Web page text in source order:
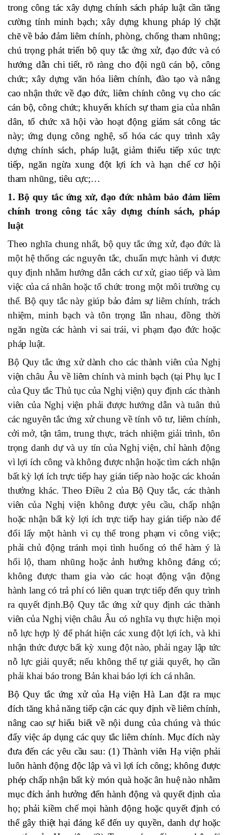
trong công tác xây dựng chính sách pháp luật cần tăng
cường tính minh bạch; xây dựng khung pháp lý chặt
chẽ về bảo đảm liêm chính, phòng, chống tham nhũng;
chú trọng phát triển bộ quy tắc ứng xử, đạo đức và có
hướng dẫn chi tiết, rõ ràng cho đội ngũcán bộ, công
chức; xây dựng văn hóa liêm chính, đào tạo và nâng
cao nhận thức về đạo đức, liêm chính công vụ cho các
cán bộ, công chức; khuyến khích sự tham gia của nhân
dân, tổ chức xã hội vào hoạt động giám sát công tác
này; ứng dụng công nghệ, số hóa các quy trình xây
dựng chính sách, pháp luật, giảm thiểu tiếp xúc trực
tiếp, ngăn ngừa xung đột lợi ích và hạn chế cơ hội
tham nhũng, tiêu cực;…
1. Bộ quy tắc ứng xử, đạo đức nhằm bảo đảm liêm
chính trong công tác xây dựng chính sách, pháp
luật
Theo nghĩa chung nhất, bộ quy tắc ứng xử, đạo đức là
một hệ thống các nguyên tắc, chuẩn mực hành vi được
quy định nhằm hướng dẫn cách cư xử, giao tiếp và làm
việc của cá nhân hoặc tổ chức trong một môi trường cụ
thể. Bộ quy tắc này giúp bảo đảm sự liêm chính, trách
nhiệm, minh bạch và tôn trọng lẫn nhau, đồng thời
ngăn ngừa các hành vi sai trái, vi phạm đạo đức hoặc
pháp luật.
Bộ Quy tắc ứng xử dành cho các thành viên của Nghị
viện châu Âu về liêm chính và minh bạch (tại Phụ lục I
của Quy tắc Thủ tục của Nghị viện) quy định các thành
viên của Nghị viện phải được hướng dẫn và tuân thủ
các nguyên tắc ứng xử chung về tính vô tư, liêm chính,
cởi mở, tận tâm, trung thực, trách nhiệm giải trình, tôn
trọng danh dự và uy tín của Nghị viện, chỉ hành động
vì lợi ích công và không được nhận hoặc tìm cách nhận
bất kỳ lợi ích trực tiếp hay gián tiếp nào hoặc các khoản
thưởng khác. Theo Điều 2 của Bộ Quy tắc, các thành
viên của Nghị viện không được yêu cầu, chấp nhận
hoặc nhận bất kỳ lợi ích trực tiếp hay gián tiếp nào để
đổi lấy một hành vi cụ thể trong phạm vi công việc;
phải chủ động tránh mọi tình huống có thể hàm ý là
hối lộ, tham nhũng hoặc ảnh hưởng không đáng có;
không được tham gia vào các hoạt động vận động
hành lang có trả phí có liên quan trực tiếp đến quy trình
ra quyết định.Bộ Quy tắc ứng xử quy định các thành
viên của Nghị viện châu Âu có nghĩa vụ thực hiện mọi
nỗ lực hợp lý để phát hiện các xung đột lợi ích, và khi
nhận thức được bất kỳ xung đột nào, phải ngay lập tức
nỗ lực giải quyết; nếu không thể tự giải quyết, họ cần
phải khai báo trong Bản khai báo lợi ích cá nhân.
Bộ Quy tắc ứng xử của Hạ viện Hà Lan đặt ra mục
đích tăng khả năng tiếp cận các quy định về liêm chính,
nâng cao sự hiểu biết về nội dung của chúng và thúc
đẩy việc áp dụng các quy tắc liêm chính. Mục đích này
đưa đến các yêu cầu sau: (1) Thành viên Hạ viện phải
luôn hành động độc lập và vì lợi ích công; không được
phép chấp nhận bất kỳ món quà hoặc ân huệ nào nhằm
mục đích ảnh hưởng đến hành động và quyết định của
họ; phải kiềm chế mọi hành động hoặc quyết định có
thể gây thiệt hại đáng kể đến uy quyền, danh dự hoặc